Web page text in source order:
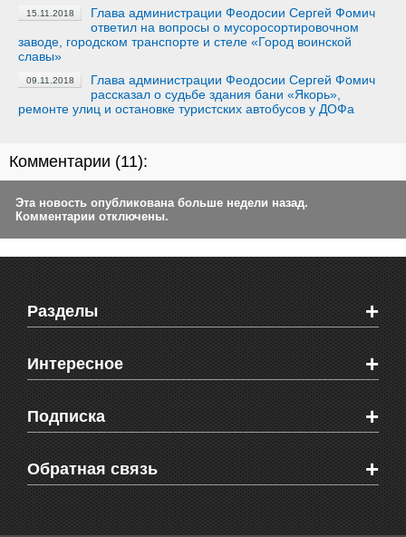
15.11.2018
Глава администрации Феодосии Сергей Фомич
ответил на вопросы о мусоросортировочном
заводе, городском транспорте и стеле «Город воинской
славы»
09.11.2018
Глава администрации Феодосии Сергей Фомич
рассказал о судьбе здания бани «Якорь»,
ремонте улиц и остановке туристских автобусов у ДОФа
Комментарии (11):
Эта новость опубликована больше недели назад.
Комментарии отключены.
Разделы +
Новости Феодосии
Новости Крыма
Мировые новости
Объявления
Здоровье
СМС мнения читателей
Интересное +
Видео о Феодосии
Веб-камеры Феодосии
Блоги феодосийцев
Школы Феодосии
Подписка +
Печатная версия газеты "Кафа"
RSS
Обратная связь +
Рекламодателям
Контактная информация